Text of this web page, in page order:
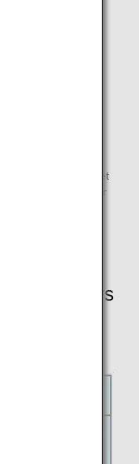
l'ancien
», «
la carte
l'écran principal
de départ
» s'affiche.
de siège et
bouton « Démarrer
».
service
migrés vers